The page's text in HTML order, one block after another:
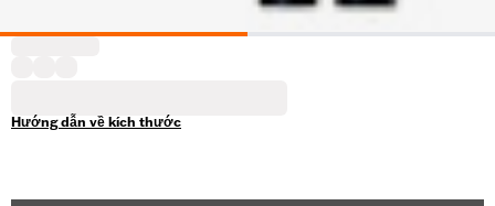
Hướng dẫn về kích thước